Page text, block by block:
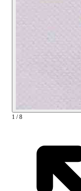
1 / 8